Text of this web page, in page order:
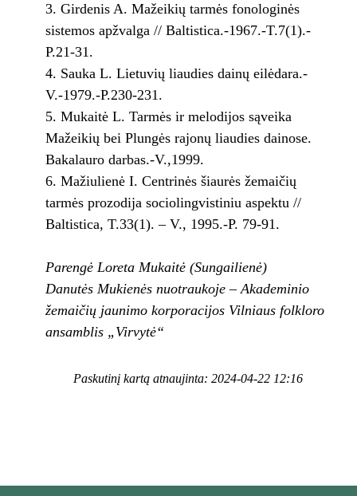
3. Girdenis A. Mažeikių tarmės fonologinės
sistemos apžvalga // Baltistica.-1967.-T.7(1).-
P.21-31.
4. Sauka L. Lietuvių liaudies dainų eilėdara.-
V.-1979.-P.230-231.
5. Mukaitė L. Tarmės ir melodijos sąveika
Mažeikių bei Plungės rajonų liaudies dainose.
Bakalauro darbas.-V.,1999.
6. Mažiulienė I. Centrinės šiaurės žemaičių
tarmės prozodija sociolingvistiniu aspektu //
Baltistica, T.33(1). – V., 1995.-P. 79-91.
Parengė Loreta Mukaitė (Sungailienė)
Danutės Mukienės nuotraukoje – Akademinio
žemaičių jaunimo korporacijos Vilniaus folkloro
ansamblis „Virvytė“
Paskutinį kartą atnaujinta: 2024-04-22 12:16